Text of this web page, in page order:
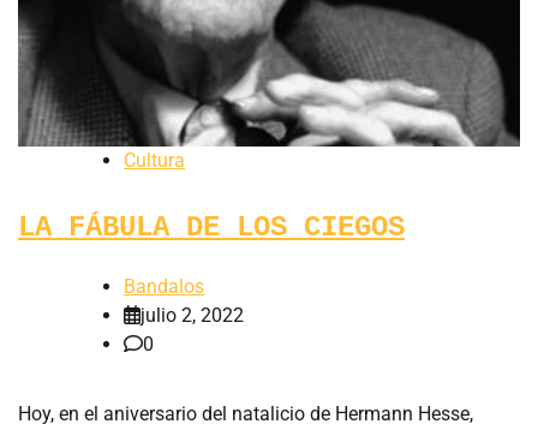
Cultura
LA FÁBULA DE LOS CIEGOS
Bandalos
julio 2, 2022
0
Hoy, en el aniversario del natalicio de Hermann Hesse,